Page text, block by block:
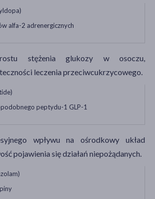
alfa-2 adrenergicznych
stężenia glukozy w osoczu,
leczenia przeciwcukrzycowego.
peptydu-1 GLP-1
wpływu na ośrodkowy układ
pojawienia się działań niepożądanych.